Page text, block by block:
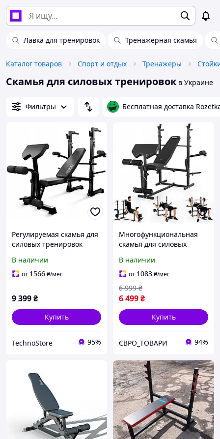
Лавка для тренировок Тренажерная скамья
Каталог товаров Спорт и отдых Тренажеры
Скамья для силовых тренировок в Украине
Фильтры Бесплатная доставка
Регулируемая скамья для
силовых тренировок
Тренировочная лавка с
многофункциональной
В наличии
от 1566₴/мес
9 399₴
Купить
TechnoStore 95%
Многофункциональная
скамья для силовых
В наличии
от 1083₴/мес
6 499₴
6 999 ₴
Купить
ЄВРО_ТОВАРИ 94%